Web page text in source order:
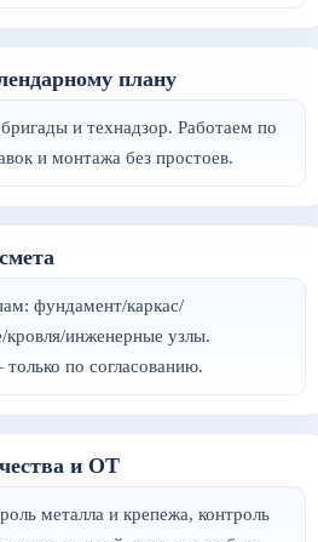
плану
и технадзор. Работаем по
и монтажа без простоев.
фундамент/каркас/
инженерные узлы.
по согласованию.
и ОТ
металла и крепежа, контроль